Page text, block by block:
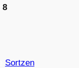
8
Sortzen